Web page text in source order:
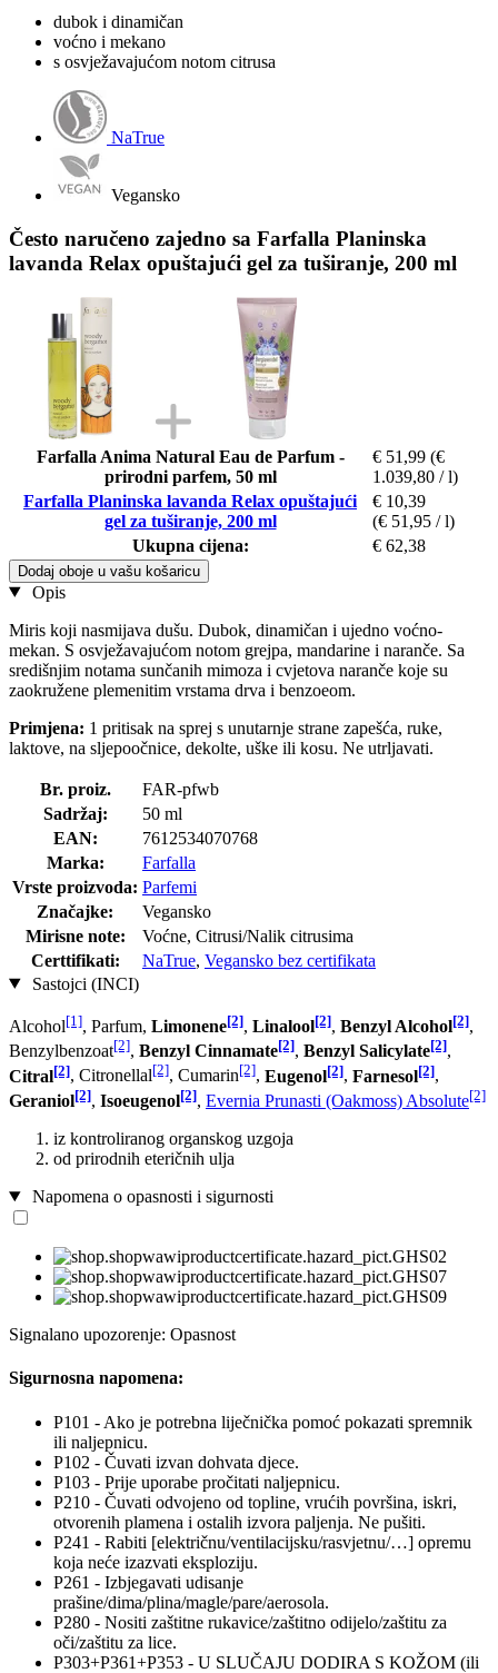
dubok i dinamičan
voćno i mekano
s osvježavajućom notom citrusa
NaTrue
Vegansko
Često naručeno zajedno sa Farfalla Planinska
lavanda Relax opuštajući gel za tuširanje, 200 ml
Farfalla Anima Natural Eau de Parfum -
prirodni parfem, 50 ml
€ 51,99 (€
1.039,80 / l)
Farfalla Planinska lavanda Relax opuštajući
gel za tuširanje, 200 ml
€ 10,39
(€ 51,95 / l)
Ukupna cijena:
€ 62,38
Dodaj oboje u vašu košaricu
Opis
Miris koji nasmijava dušu. Dubok, dinamičan i ujedno voćno-
mekan. S osvježavajućom notom grejpa, mandarine i naranče. Sa
središnjim notama sunčanih mimoza i cvjetova naranče koje su
zaokružene plemenitim vrstama drva i benzoeom.
Primjena: 1 pritisak na sprej s unutarnje strane zapešća, ruke,
laktove, na sljepoočnice, dekolte, uške ili kosu. Ne utrljavati.
Br. proiz.
FAR-pfwb
Sadržaj:
50 ml
EAN:
7612534070768
Marka:
Farfalla
Vrste proizvoda: Parfemi
Značajke:
Vegansko
Mirisne note:
Voćne, Citrusi/Nalik citrusima
Certtifikati:
NaTrue, Vegansko bez certifikata
Sastojci (INCI)
Alcohol[1], Parfum, Limonene[2], Linalool[2], Benzyl Alcohol[2],
Benzylbenzoat[2], Benzyl Cinnamate[2], Benzyl Salicylate[2],
Citral[2], Citronellal[2], Cumarin[2], Eugenol[2], Farnesol[2],
Geraniol[2], Isoeugenol[2], Evernia Prunasti (Oakmoss) Absolute[2]
iz kontroliranog organskog uzgoja
od prirodnih eteričnih ulja
Napomena o opasnosti i sigurnosti
Signalano upozorenje: Opasnost
Sigurnosna napomena:
P101 - Ako je potrebna liječnička pomoć pokazati spremnik
ili naljepnicu.
P102 - Čuvati izvan dohvata djece.
P103 - Prije uporabe pročitati naljepnicu.
P210 - Čuvati odvojeno od topline, vrućih površina, iskri,
otvorenih plamena i ostalih izvora paljenja. Ne pušiti.
P241 - Rabiti [električnu/ventilacijsku/rasvjetnu/…] opremu
koja neće izazvati eksploziju.
P261 - Izbjegavati udisanje
prašine/dima/plina/magle/pare/aerosola.
P280 - Nositi zaštitne rukavice/zaštitno odijelo/zaštitu za
oči/zaštitu za lice.
P303+P361+P353 - U SLUČAJU DODIRA S KOŽOM (ili